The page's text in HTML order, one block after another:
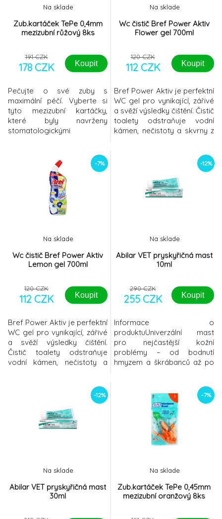
Zub.kartáček TePe 0,4mm
mezizubní růžový 8ks
Na sklade
191 CZK
178 CZK Koupit
Pečujte o své zuby s
maximální péčí. Vyberte si
tyto mezizubní kartáčky,
které byly navrženy
stomatologickými
chrup po celý život. Díky
jednoduché manipulaci a
vysokému účinku jsou ideální
pro pravidelnou mezizubní
hygienu. Výhody výrobku
šetrností vůči zubům a ústní
Wc čistič Bref Power Aktiv
Flower gel 700ml
Na sklade
120 CZK
112 CZK Koupit
Bref Power Aktiv je perfektní
WC gel pro vynikající, zářivé
a svěží výsledky čištění. Čistič
toalety odstraňuje vodní
kámen, nečistoty a skvrny z
vůní na dlouhou dobu.Díky
své účinné čisticí pěně je
Bref Power Aktiv účinný proti
nejběžnějším problémům při
WC čištění a nabízí snadné hy
-7%
Wc čistič Bref Power Aktiv
Lemon gel 700ml
Na sklade
120 CZK
112 CZK Koupit
Bref Power Aktiv je perfektní
WC gel pro vynikající, zářivé
a svěží výsledky čištění.
Čistič toalety odstraňuje
vodní kámen, nečistoty a
koupelnu svěží vůní na
dlouhou dobu.Díky své
účinné čisticí pěně je Bref
Power Aktiv účinný proti
nejběžnějším problémům při
-12%
Abilar VET pryskyřičná mast
10ml
Na sklade
290 CZK
255 CZK Koupit
Informace o
produktuUniverzální mast
pro nejčastější kožní
problémy – od bodnutí
hmyzem a škrábanců až po
10 % pryskyřice smrku
ztepilého (Picea abies)
sbírané ve finském
Laponsku a čištěné za
studena. Pozitivní vliv
pryskyřice na hojení a
-12%
Abilar VET pryskyřičná mast
30ml
Na sklade
-7%
Zub.kartáček TePe 0,45mm
mezizubní oranžový 8ks
Na sklade